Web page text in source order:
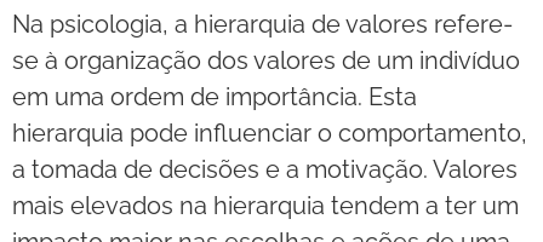
Na psicologia, a hierarquia de valores refere-
se à organização dos valores de um indivíduo
em uma ordem de importância. Esta
hierarquia pode influenciar o comportamento,
a tomada de decisões e a motivação. Valores
mais elevados na hierarquia tendem a ter um